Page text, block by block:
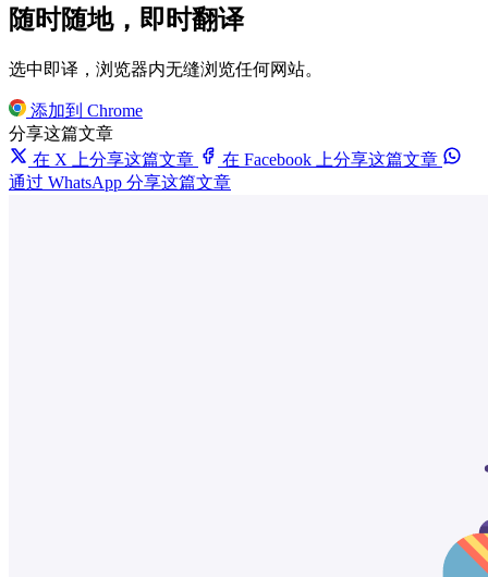
随时随地，即时翻译
选中即译，浏览器内无缝浏览任何网站。
添加到 Chrome
分享这篇文章
在 X 上分享这篇文章
在 Facebook 上分享这篇文章
通过 WhatsApp 分享这篇文章